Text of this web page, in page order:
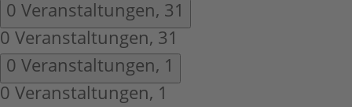
0 Veranstaltungen, 31
0 Veranstaltungen, 31
0 Veranstaltungen, 1
0 Veranstaltungen, 1